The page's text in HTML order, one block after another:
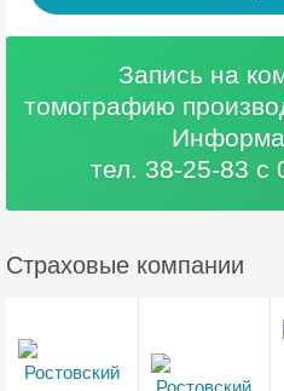
Запись на
томографию
тел. 38-25-83 с
Страховые компании